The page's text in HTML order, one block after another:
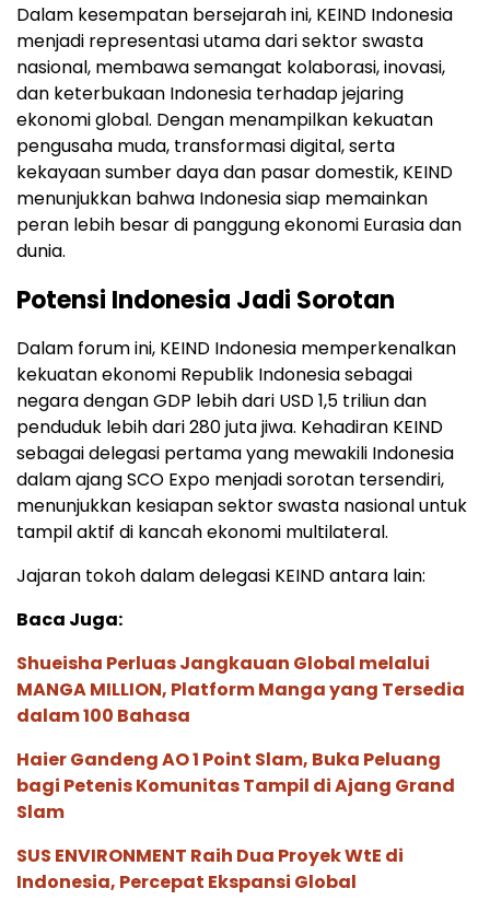
Dalam kesempatan bersejarah ini, KEIND Indonesia
menjadi representasi utama dari sektor swasta
nasional, membawa semangat kolaborasi, inovasi,
dan keterbukaan Indonesia terhadap jejaring
ekonomi global. Dengan menampilkan kekuatan
pengusaha muda, transformasi digital, serta
kekayaan sumber daya dan pasar domestik, KEIND
menunjukkan bahwa Indonesia siap memainkan
peran lebih besar di panggung ekonomi Eurasia dan
dunia.
Potensi Indonesia Jadi Sorotan
Dalam forum ini, KEIND Indonesia memperkenalkan
kekuatan ekonomi Republik Indonesia sebagai
negara dengan GDP lebih dari USD 1,5 triliun dan
penduduk lebih dari 280 juta jiwa. Kehadiran KEIND
sebagai delegasi pertama yang mewakili Indonesia
dalam ajang SCO Expo menjadi sorotan tersendiri,
menunjukkan kesiapan sektor swasta nasional untuk
tampil aktif di kancah ekonomi multilateral.
Jajaran tokoh dalam delegasi KEIND antara lain:
Baca Juga:
Shueisha Perluas Jangkauan Global melalui
MANGA MILLION, Platform Manga yang Tersedia
dalam 100 Bahasa
Haier Gandeng AO 1 Point Slam, Buka Peluang
bagi Petenis Komunitas Tampil di Ajang Grand
Slam
SUS ENVIRONMENT Raih Dua Proyek WtE di
Indonesia, Percepat Ekspansi Global